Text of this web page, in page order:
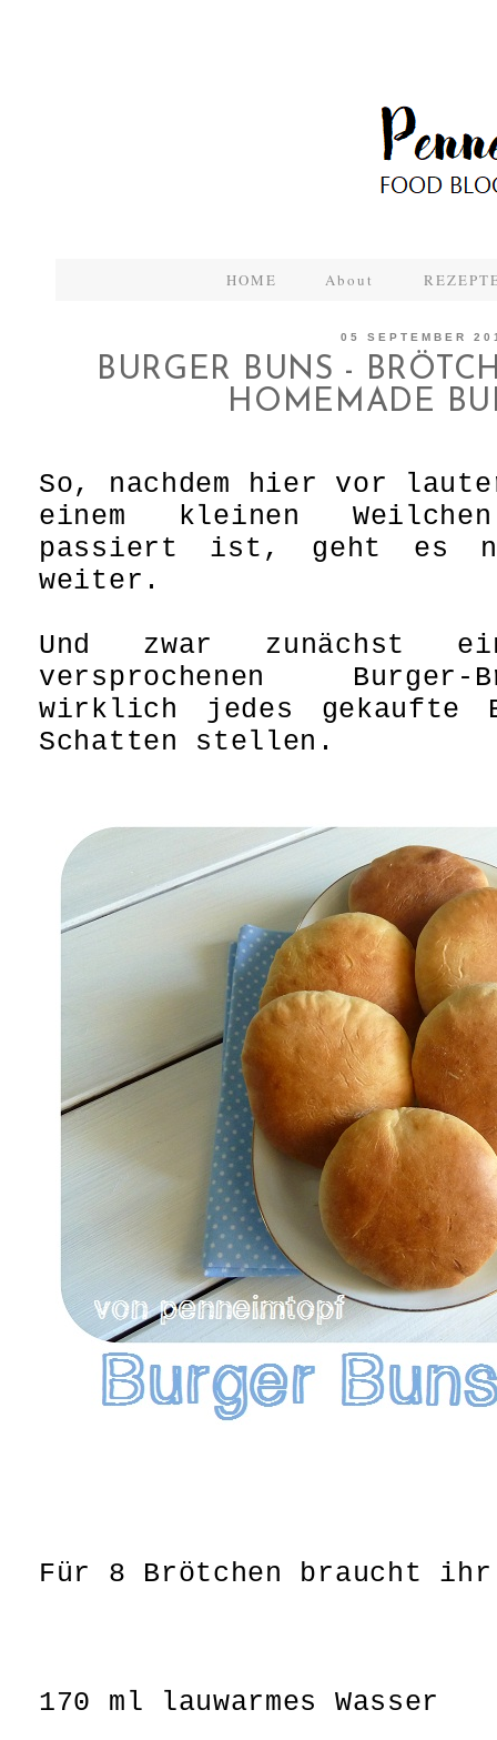
HOME About
05 SEPTEMBER
BURGER BUNS -
HOMEMADE
So, nachdem hier vor
einem kleinen
passiert ist, geht es
weiter.
Und zwar zunächst
versprochenen
wirklich jedes gekaufte
Schatten stellen.
Für 8 Brötchen braucht
170 ml lauwarmes Wasser